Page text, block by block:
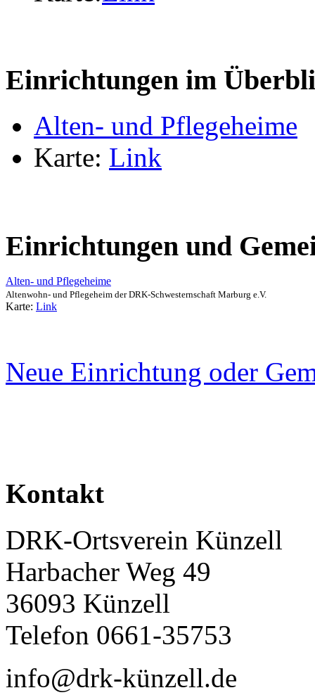
Einrichtungen im
Alten- und Pflegeheime
Karte: Link
Einrichtungen und
Alten- und Pflegeheime
Altenwohn- und Pflegeheim der DRK-Schwesternschaft Marburg e.V.
Karte: Link
Neue Einrichtung oder
Kontakt
DRK-Ortsverein Künzell
Harbacher Weg 49
36093 Künzell
Telefon 0661-35753
info@drk-künzell.de